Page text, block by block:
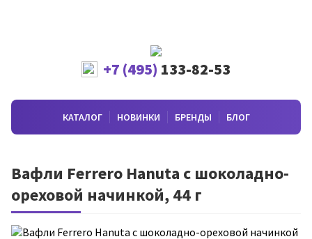
+7 (495) 133-82-53
КАТАЛОГ НОВИНКИ БРЕНДЫ БЛОГ
Вафли Ferrero Hanuta с шоколадно-
ореховой начинкой, 44 г